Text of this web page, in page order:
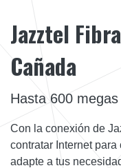
Jazztel
Cañada
Hasta 600
Con la conexión de
contratar Internet
adapte a tus